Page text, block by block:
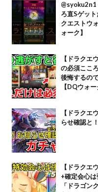
@syoku2n1
ろ直Sゲッ
クエストウ
ォーク】
【ドラクエ
の必須ここ
後悔するの
【DQウォー
【ドラクエ
らせ確認と
【ドラクエ
+確定会心
「ドラゴン